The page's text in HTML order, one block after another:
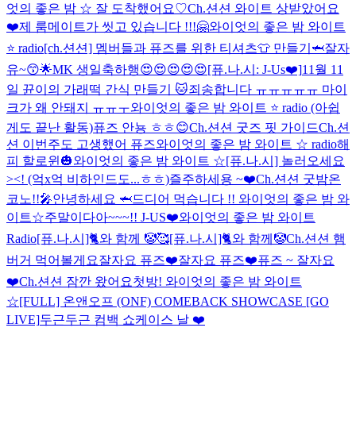
엇의 좋은 밤 ☆ 잘 도착했어요♡Ch.션션 와이트 상받았어요
❤️제 룸메이트가 씻고 있습니다 !!!🤗와이엇의 좋은 밤 와이트
⭐️ radio[ch.션션] 멤버들과 퓨즈를 위한 티셔츠👕 만들기🦈잘자
유~😙🌟MK 생일축하행😍😍😍😍😍[퓨.나.시: J-Us❤️]11월 11
일 뀬이의 가래떡 간식 만들기 🐱죄송합니다 ㅠㅠㅠㅠㅠ 마이
크가 왜 안돼지 ㅠㅠㅜ와이엇의 좋은 밤 와이트 ⭐️ radio (아쉽
게도 끝난 활동)퓨즈 안뇽 ㅎㅎ😊Ch.션션 굿즈 핏 가이드Ch.션
션 이번주도 고생했어 퓨즈와이엇의 좋은 밤 와이트 ☆ radio해
피 할로윈🎃와이엇의 좋은 밤 와이트 ☆[퓨.나.시] 놀러오세요
><! (억x억 비하인드도...ㅎㅎ)즐주하세용 ~❤️Ch.션션 굿밤온
코노!!🎤안녕하세요 🦈드디어 먹습니다 !! 와이엇의 좋은 밤 와
이트☆주말이다아~~~!! J-US❤️와이엇의 좋은 밤 와이트
Radio[퓨.나.시]🐈와 함께 🤡🥰[퓨.나.시]🐈와 함께🤡Ch.션션 햄
버거 먹어볼게요잘자요 퓨즈❤️잘자요 퓨즈❤️퓨즈 ~ 잘자요
❤️Ch.션션 잠깐 왔어요첫방! 와이엇의 좋은 밤 와이트
☆[FULL] 온앤오프 (ONF) COMEBACK SHOWCASE [GO
LIVE]두근두근 컴백 쇼케이스 날 ❤️